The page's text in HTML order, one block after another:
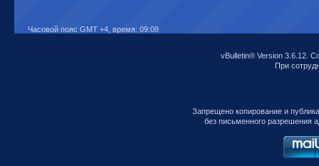
Часовой пояс GMT +4, время: 09:08
vBulletin® Version 3.6.12.
При
Запрещено копирование и
без письменного разрешения